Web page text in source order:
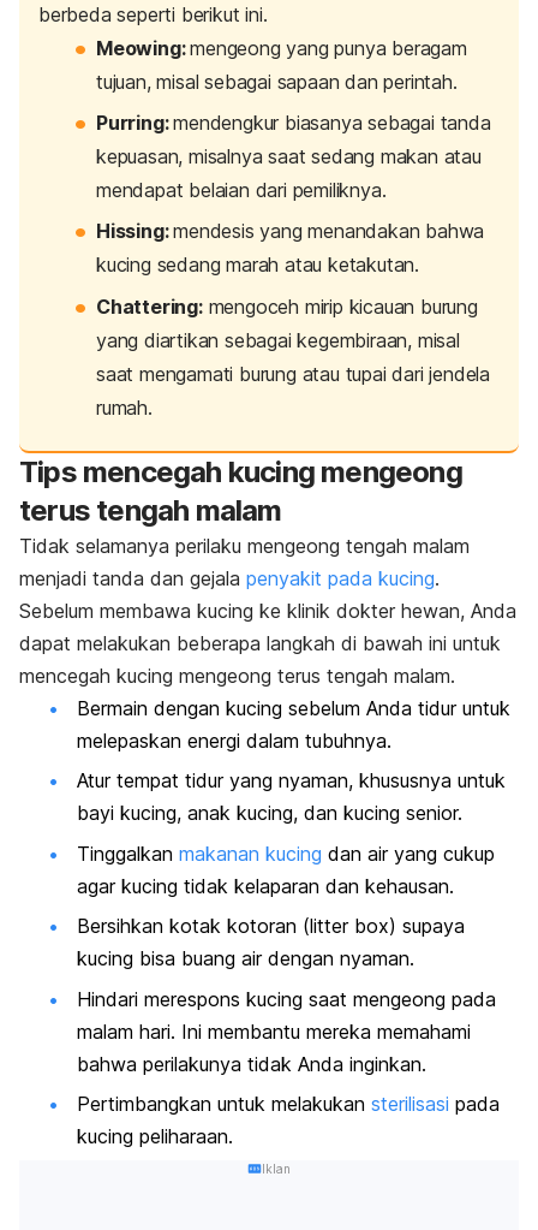
berbeda seperti berikut ini.
Meowing:mengeong yang punya beragam
tujuan, misal sebagai sapaan dan perintah.
Purring:mendengkur biasanya sebagai tanda
kepuasan, misalnya saat sedang makan atau
mendapat belaian dari pemiliknya.
Hissing:mendesis yang menandakan bahwa
kucing sedang marah atau ketakutan.
Chattering:mengoceh mirip kicauan burung
yang diartikan sebagai kegembiraan, misal
saat mengamati burung atau tupai dari jendela
rumah.
Tips mencegah kucing mengeong
terus tengah malam
Tidak selamanya perilaku mengeong tengah malam
menjadi tanda dan gejala penyakit pada kucing.
Sebelum membawa kucing ke klinik dokter hewan, Anda
dapat melakukan beberapa langkah di bawah ini untuk
mencegah kucing mengeong terus tengah malam.
Bermain dengan kucing sebelum Anda tidur untuk
melepaskan energi dalam tubuhnya.
Atur tempat tidur yang nyaman, khususnya untuk
bayi kucing, anak kucing, dan kucing senior.
Tinggalkan makanan kucing dan air yang cukup
agar kucing tidak kelaparan dan kehausan.
Bersihkan kotak kotoran (litter box) supaya
kucing bisa buang air dengan nyaman.
Hindari merespons kucing saat mengeong pada
malam hari. Ini membantu mereka memahami
bahwa perilakunya tidak Anda inginkan.
Pertimbangkan untuk melakukan sterilisasi pada
kucing peliharaan.
Iklan